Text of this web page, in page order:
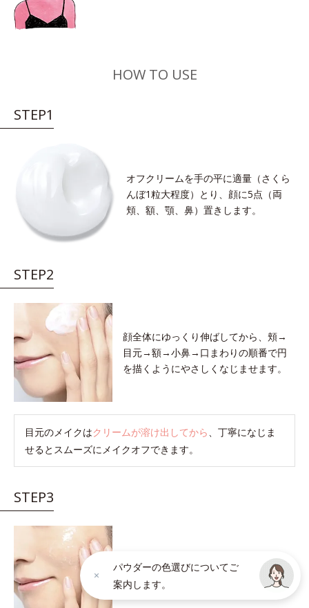
HOW TO USE
STEP1
オフクリームを手の平に適量（さくら
んぼ1粒大程度）とり、顔に5点（両
頬、額、顎、鼻）置きします。
STEP2
顔全体にゆっくり伸ばしてから、頬→
目元→額→小鼻→口まわりの順番で円
を描くようにやさしくなじませます。
目元のメイクはクリームが溶け出してから、丁寧になじま
せるとスムーズにメイクオフできます。
STEP3
クリームが肌の上でメイク汚れを巻き
こむと軽い感触に変わります。
感触が
軽くなったら洗い流しのサインです。
パウダーの色選びについてご
案内します。